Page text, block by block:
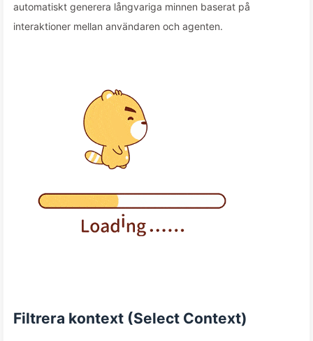
automatiskt generera långvariga minnen baserat på
interaktioner mellan användaren och agenten.
Filtrera kontext (Select Context)